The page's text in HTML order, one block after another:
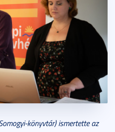
könyvtár) ismertette az